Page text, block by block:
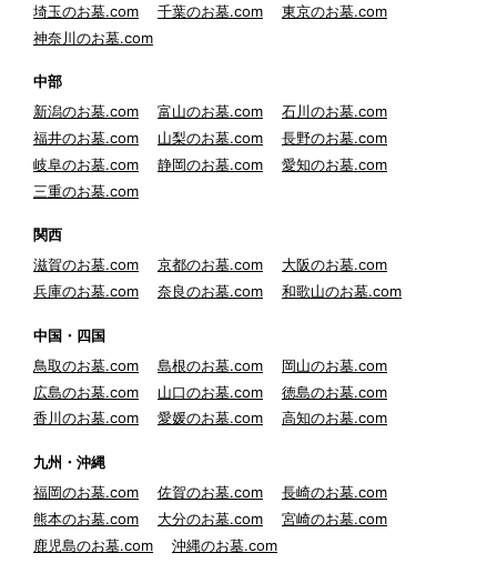
埼玉のお墓.com
千葉のお墓.com
東京のお墓.com
神奈川のお墓.com
中部
新潟のお墓.com
富山のお墓.com
石川のお墓.com
福井のお墓.com
山梨のお墓.com
長野のお墓.com
岐阜のお墓.com
静岡のお墓.com
愛知のお墓.com
三重のお墓.com
関西
滋賀のお墓.com
京都のお墓.com
大阪のお墓.com
兵庫のお墓.com
奈良のお墓.com 和歌山のお墓.com
中国・四国
鳥取のお墓.com
島根のお墓.com
岡山のお墓.com
広島のお墓.com
山口のお墓.com
徳島のお墓.com
香川のお墓.com
愛媛のお墓.com 高知のお墓.com
九州・沖縄
福岡のお墓.com
佐賀のお墓.com
長崎のお墓.com
熊本のお墓.com
大分のお墓.com
宮崎のお墓.com
鹿児島のお墓.com
沖縄のお墓.com